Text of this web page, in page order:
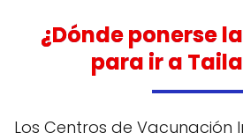
¿Dónde ponerse
para ir a
Los Centros de Vacunación